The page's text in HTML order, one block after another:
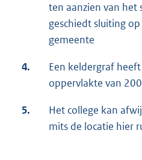
ten aanzien van
geschiedt sluiting
gemeente
4.
Een keldergraf
oppervlakte van
5.
Het college kan
mits de locatie hier